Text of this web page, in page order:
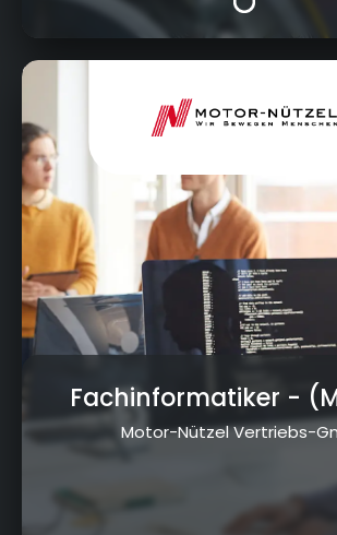
Nürnberger Str. 95, 95448 Bayreuth
Fachinformatiker -
Motor-Nützel Vertriebs-